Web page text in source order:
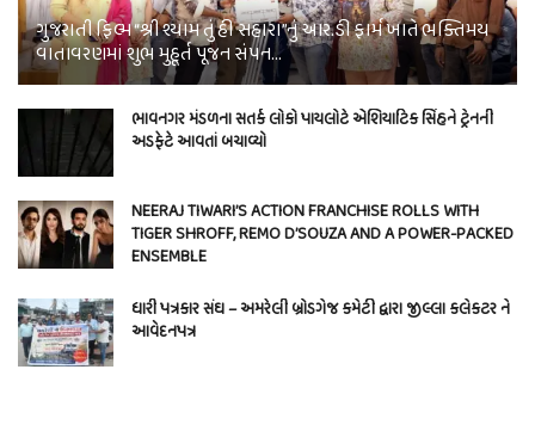
ગુજરાતી ફિલ્મ “શ્રી શ્યામ તું હી સહારા”નું આર.ડી ફાર્મ ખાતે ભક્તિમય
વાતાવરણમાં શુભ મુહૂર્ત પૂજન સંપન…
ભાવનગર મંડળના સતર્ક લોકો પાયલોટે એશિયાટિક સિંહને ટ્રેનની
અડફેટે આવતાં બચાવ્યો
NEERAJ TIWARI’S ACTION FRANCHISE ROLLS WITH
TIGER SHROFF, REMO D’SOUZA AND A POWER-PACKED
ENSEMBLE
ધારી પત્રકાર સંઘ – અમરેલી બ્રોડગેજ કમેટી દ્વારા જીલ્લા કલેકટર ને
આવેદનપત્ર